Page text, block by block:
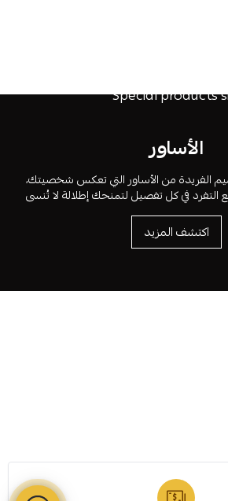
الأساور
الفريدة من الأساور التي تعكس شخصيتك،
في كل تفصيل لتمنحك إطلالة لا تُنسى
اكتشف المزيد